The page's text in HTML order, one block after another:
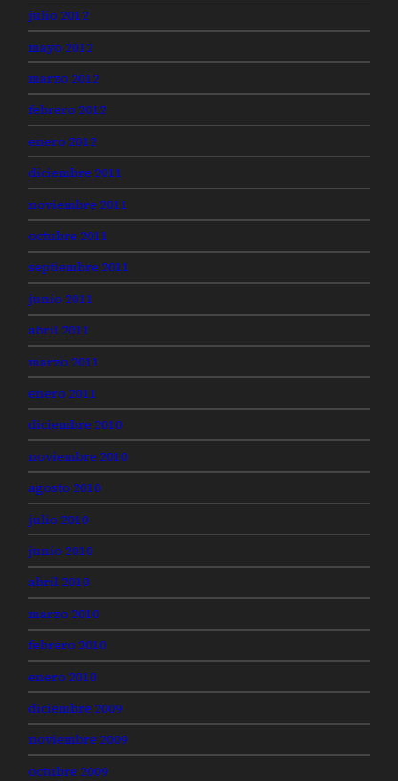
julio 2012
mayo 2012
marzo 2012
febrero 2012
enero 2012
diciembre 2011
noviembre 2011
octubre 2011
septiembre 2011
junio 2011
abril 2011
marzo 2011
enero 2011
diciembre 2010
noviembre 2010
agosto 2010
julio 2010
junio 2010
abril 2010
marzo 2010
febrero 2010
enero 2010
diciembre 2009
noviembre 2009
octubre 2009